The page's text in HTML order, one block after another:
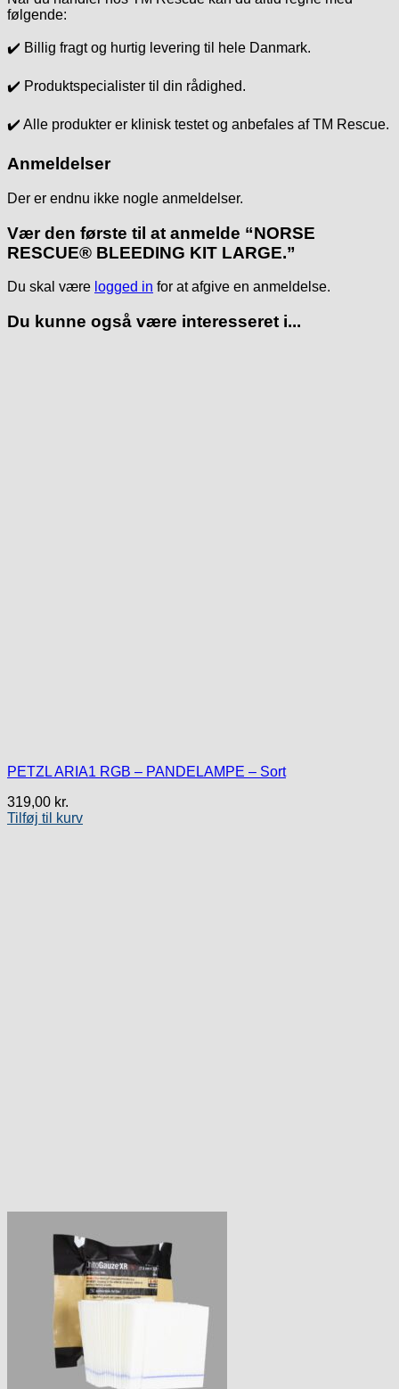
følgende:
✔️ Billig fragt og hurtig levering til hele Danmark.
✔️ Produktspecialister til din rådighed.
✔️ Alle produkter er klinisk testet og anbefales af TM Rescue.
Anmeldelser
Der er endnu ikke nogle anmeldelser.
Vær den første til at anmelde “NORSE
RESCUE® BLEEDING KIT LARGE.”
Du skal være logged in for at afgive en anmeldelse.
Du kunne også være interesseret i...
PETZL ARIA1 RGB – PANDELAMPE – Sort
319,00 kr.
Tilføj til kurv